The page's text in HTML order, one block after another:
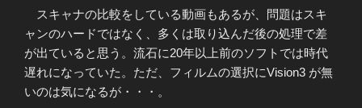
スキャナの比較をしている動画もあるが、問題はスキ
ャンのハードではなく、多くは取り込んだ後の処理で差
が出ていると思う。流石に20年以上前のソフトでは時代
遅れになっていた。ただ、フィルムの選択にVision3 が無
いのは気になるが・・・。